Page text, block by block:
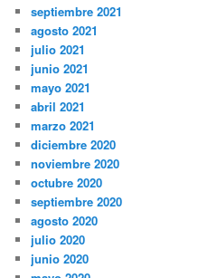
septiembre 2021
agosto 2021
julio 2021
junio 2021
mayo 2021
abril 2021
marzo 2021
diciembre 2020
noviembre 2020
octubre 2020
septiembre 2020
agosto 2020
julio 2020
junio 2020